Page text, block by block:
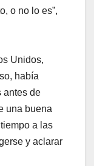
o no lo es”,
Unidos,
había
antes de
una buena
a las
y aclarar